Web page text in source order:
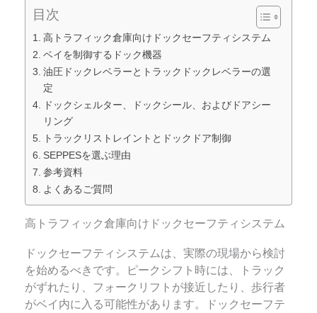
目次
高トラフィック倉庫向けドックセーフティシステム
ベイを制御するドック機器
油圧ドックレベラーとトラックドックレベラーの選
定
ドックシェルター、ドックシール、およびドアシー
リング
トラックリストレイントとドックドア制御
SEPPESを選ぶ理由
参考資料
よくあるご質問
高トラフィック倉庫向けドックセーフティシステム
ドックセーフティシステムは、実際の現場から検討
を始めるべきです。ピークシフト時には、トラック
がずれたり、フォークリフトが接近したり、歩行者
がベイ内に入る可能性があります。ドックセーフテ